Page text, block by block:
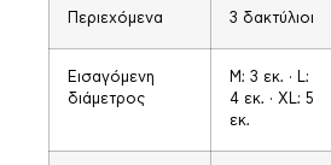
Περιεχόμενα 3 δακτύλιοι
Εισαγόμενη
διάμετρος
Μ: 3 εκ. · L:
4 εκ. · XL: 5
εκ.